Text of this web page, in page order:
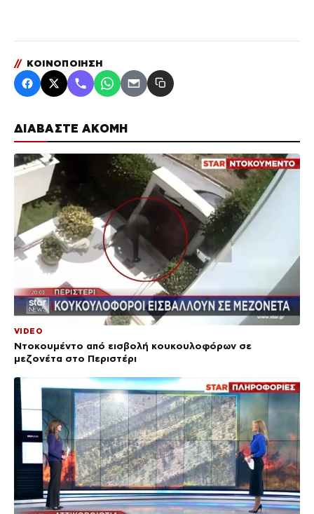
ΔΙΑΒΑΣΤΕ ΑΚΟΜΗ
VIDEO
Ντοκουμέντο από εισβολή κουκουλοφόρων σε
μεζονέτα στο Περιστέρι
// ΚΟΙΝΟΠΟΙΗΣΗ